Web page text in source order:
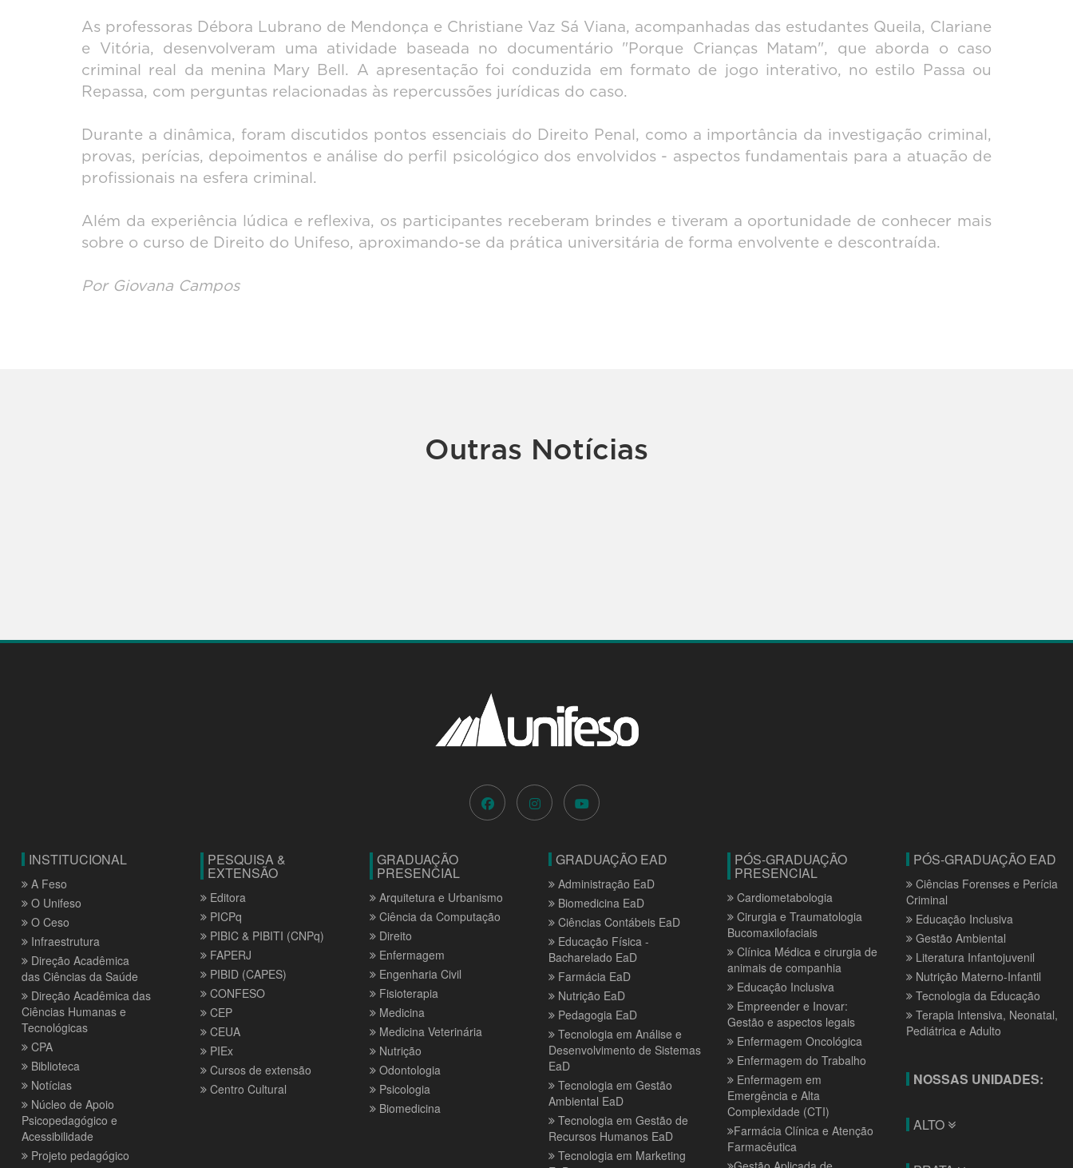
As professoras Débora Lubrano de Mendonça e Christiane Vaz Sá Viana, acompanhadas das estudantes Queila, Clariane
e Vitória, desenvolveram uma atividade baseada no documentário "Porque Crianças Matam", que aborda o caso
criminal real da menina Mary Bell. A apresentação foi conduzida em formato de jogo interativo, no estilo Passa ou
Repassa, com perguntas relacionadas às repercussões jurídicas do caso.
Durante a dinâmica, foram discutidos pontos essenciais do Direito Penal, como a importância da investigação criminal,
provas, perícias, depoimentos e análise do perfil psicológico dos envolvidos - aspectos fundamentais para a atuação de
profissionais na esfera criminal.
Além da experiência lúdica e reflexiva, os participantes receberam brindes e tiveram a oportunidade de conhecer mais
sobre o curso de Direito do Unifeso, aproximando-se da prática universitária de forma envolvente e descontraída.
Por Giovana Campos
Outras Notícias
INSTITUCIONAL
A Feso
O Unifeso
O Ceso
Infraestrutura
Direção Acadêmica
das Ciências da Saúde
Direção Acadêmica das
Ciências Humanas e
Tecnológicas
CPA
Biblioteca
Notícias
Núcleo de Apoio
Psicopedagógico e
Acessibilidade
Projeto pedagógico
PESQUISA &
EXTENSÃO
Editora
PICPq
PIBIC & PIBITI (CNPq)
FAPERJ
PIBID (CAPES)
CONFESO
CEP
CEUA
PIEx
Cursos de extensão
Centro Cultural
GRADUAÇÃO
PRESENCIAL
Arquitetura e Urbanismo
Ciência da Computação
Direito
Enfermagem
Engenharia Civil
Fisioterapia
Medicina
Medicina Veterinária
Nutrição
Odontologia
Psicologia
Biomedicina
GRADUAÇÃO EAD
Administração EaD
Biomedicina EaD
Ciências Contábeis EaD
Educação Física -
Bacharelado EaD
Farmácia EaD
Nutrição EaD
Pedagogia EaD
Tecnologia em Análise e
Desenvolvimento de Sistemas
EaD
Tecnologia em Gestão
Ambiental EaD
Tecnologia em Gestão de
Recursos Humanos EaD
Tecnologia em Marketing
PÓS-GRADUAÇÃO
PRESENCIAL
Cardiometabologia
Cirurgia e Traumatologia
Bucomaxilofaciais
Clínica Médica e cirurgia de
animais de companhia
Educação Inclusiva
Empreender e Inovar:
Gestão e aspectos legais
Enfermagem Oncológica
Enfermagem do Trabalho
Enfermagem em
Emergência e Alta
Complexidade (CTI)
Farmácia Clínica e Atenção
Farmacêutica
PÓS-GRADUAÇÃO EAD
Ciências Forenses e Perícia
Criminal
Educação Inclusiva
Gestão Ambiental
Literatura Infantojuvenil
Nutrição Materno-Infantil
Tecnologia da Educação
Terapia Intensiva, Neonatal,
Pediátrica e Adulto
NOSSAS UNIDADES:
ALTO